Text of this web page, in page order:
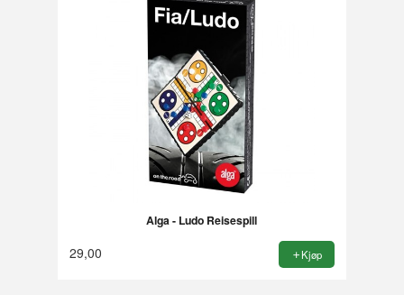
Alga - Ludo Reisespill
29,00 Kjøp